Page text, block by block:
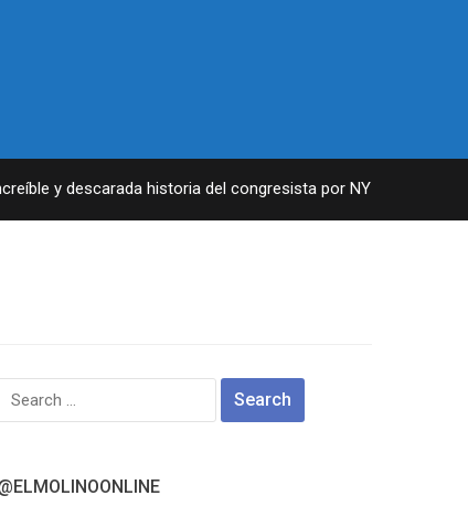
y descarada historia del congresista por NY George Santos
Search